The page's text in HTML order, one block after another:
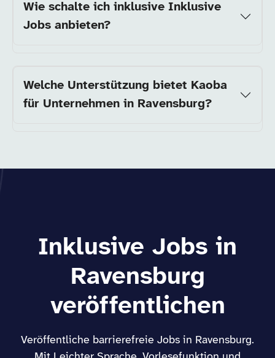
Wie schalte ich inklusive Inklusive
Jobs anbieten?
Welche Unterstützung bietet Kaoba
für Unternehmen in Ravensburg?
Inklusive Jobs in
Ravensburg
veröffentlichen
Veröffentliche barrierefreie Jobs in Ravensburg.